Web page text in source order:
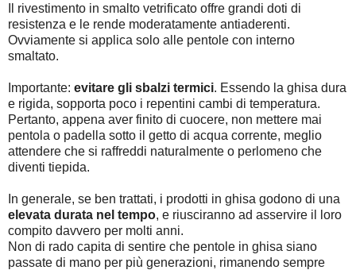
Il rivestimento in smalto vetrificato offre grandi doti di
resistenza e le rende moderatamente antiaderenti.
Ovviamente si applica solo alle pentole con interno
smaltato.
Importante: evitare gli sbalzi termici. Essendo la ghisa dura
e rigida, sopporta poco i repentini cambi di temperatura.
Pertanto, appena aver finito di cuocere, non mettere mai
pentola o padella sotto il getto di acqua corrente, meglio
attendere che si raffreddi naturalmente o perlomeno che
diventi tiepida.
In generale, se ben trattati, i prodotti in ghisa godono di una
elevata durata nel tempo, e riusciranno ad asservire il loro
compito davvero per molti anni.
Non di rado capita di sentire che pentole in ghisa siano
passate di mano per più generazioni, rimanendo sempre